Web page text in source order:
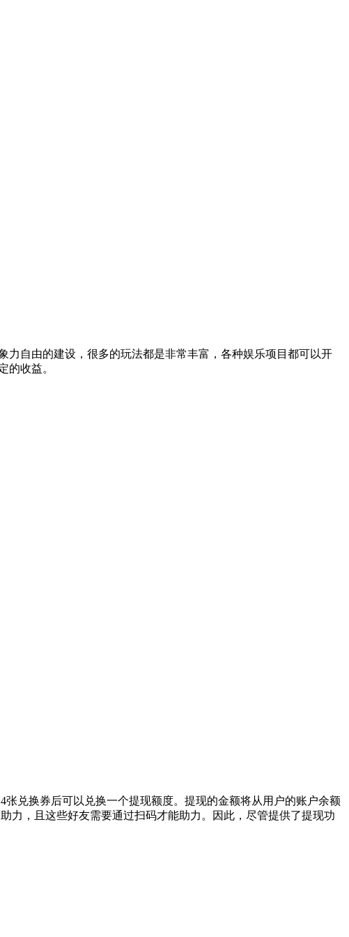
自由的建设，很多的玩法都是非常丰富，各种娱乐项目都可以开
的收益。
兑换券后可以兑换一个提现额度。提现的金额将从用户的账户余额
力，且这些好友需要通过扫码才能助力。因此，尽管提供了提现功